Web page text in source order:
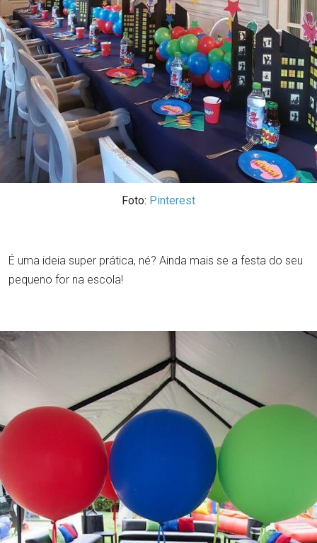
Foto: Pinterest
É uma ideia super prática, né? Ainda mais se a festa do seu
pequeno for na escola!